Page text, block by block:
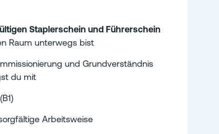
Staplerschein und Führerschein
Raum unterwegs bist
und Grundverständnis
du mit
Arbeitsweise